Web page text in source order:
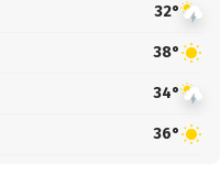
32°
38°
34°
36°